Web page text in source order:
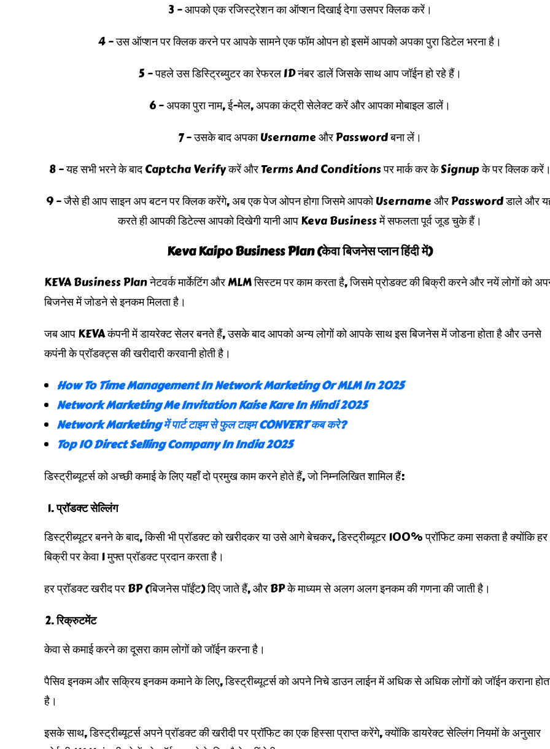
3 – आपको एक रजिस्ट्रेशन का ऑप्शन दिखाई देगा उसपर क्लिक करें।
4 – उस ऑप्शन पर क्लिक करने पर आपके सामने एक फॉम ओपन हो इसमें आपको अपका पुरा डिटेल भरना है।
5 – पहले उस डिस्ट्रिब्युटर का रेफरल ID नंबर डालें जिसके साथ आप जॉईन हो रहे हैं।
6 – अपका पुरा नाम, ई-मेल, अपका कंट्री सेलेक्ट करें और आपका मोबाइल डालें।
7 – उसके बाद अपका Username और Password बना लें।
8 – यह सभी भरने के बाद Captcha Verify करें और Terms And Conditions पर मार्क कर के Signup के पर क्लिक
9 – जैसे ही आप साइन अप बटन पर क्लिक करेंगे, अब एक पेज ओपन होगा जिसमे आपको Username और Password डाले और
करते ही आपकी डिटेल्स आपको दिखेगी यानी आप Keva Business में सफलता पूर्व जूड चुके हैं।
Keva Kaipo Business Plan (केवा बिजनेस प्लान हिंदी में)
KEVA Business Plan नेटवर्क मार्केटिंग और MLM सिस्टम पर काम करता है, जिसमे प्रोडक्ट की बिक्री करने और नयें लोगों को
बिजनेस में जोडने से इनकम मिलता है।
जब आप KEVA कंपनी में डायरेक्ट सेलर बनते हैं, उसके बाद आपको अन्य लोगों को आपके साथ इस बिजनेस में जोडना होता है और उनसे
कपंनी के प्रॉडक्ट्स की खरीदारी करवानी होती है।
How To Time Management In Network Marketing Or MLM In 2025
Network Marketing Me Invitation Kaise Kare In Hindi 2025
Network Marketing में पार्ट टाइम से फुल टाइम CONVERT कब करे?
Top 10 Direct Selling Company In India 2025
डिस्ट्रीब्यूटर्स को अच्छी कमाई के लिए यहाँ दो प्रमुख काम करने होते हैं, जो निम्नलिखित शामिल हैं:
प्रॉडक्ट सेल्लिंग
डिस्ट्रीब्यूटर बनने के बाद, किसी भी प्रॉडक्ट को खरीदकर या उसे आगे बेचकर, डिस्ट्रीब्यूटर 100% प्रॉफिट कमा सकता है क्योंकि हर
बिक्री पर केवा 1 मुफ्त प्रॉडक्ट प्रदान करता है।
हर प्रॉडक्ट खरीद पर BP (बिजनेस पॉईंट) दिए जाते हैं, और BP के माध्यम से अलग अलग इनकम की गणना की जाती है।
रिक्रुटमेंट
केवा से कमाई करने का दूसरा काम लोगों को जॉईन करना है।
पैसिव इनकम और सक्रिय इनकम कमाने के लिए, डिस्ट्रीब्यूटर्स को अपने निचे डाउन लाईन में अधिक से अधिक लोगों को जॉईन कराना
है।
इसके साथ, डिस्ट्रीब्यूटर्स अपने प्रॉडक्ट की खरीदी पर प्रॉफिट का एक हिस्सा प्राप्त करेंगे, क्योंकि डायरेक्ट सेल्लिंग नियमों के अनुसार